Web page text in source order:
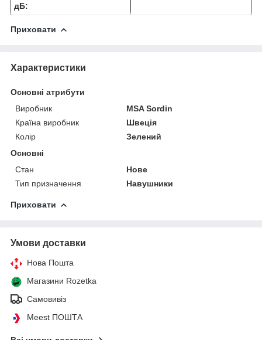
дБ:
Приховати
Характеристики
Основні атрибути
Виробник
MSA Sordin
Країна виробник
Швеція
Колір
Зелений
Основні
Стан
Нове
Тип призначення
Навушники
Приховати
Умови доставки
Нова Пошта
Магазини Rozetka
Самовивіз
Meest ПОШТА